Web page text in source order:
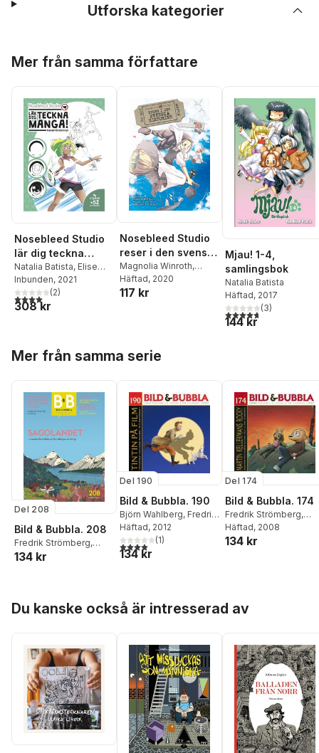
Utforska kategorier
Mer från samma författare
Nosebleed Studio
lär dig teckna
manga! :
karaktärsdesign
Natalia Batista, Elise
Rosberg
Inbunden, 2021
4,0utav 5 stjärnor. Totalt antal röster:
(2)
308 kr
Nosebleed Studio
reser i den svenska
historien
Magnolia Winroth,
Natalia Batista
Waller
Häftad, 2020
117 kr
Mjau! 1-4,
samlingsbok
Natalia Batista
Häftad, 2017
4,7utav 5 stjärnor.
(3)
144 kr
Mer från samma serie
Del 208
Bild & Bubbla. 208
Fredrik Strömberg,
Allan Haverholm
134 kr
Del 190
Bild & Bubbla. 190
Björn Wahlberg, Fredrik
Strömberg,Ola
Hellsten
Häftad, 2012
4,0utav 5 stjärnor. Totalt antal röster:
(1)
134 kr
Del 174
Bild & Bubbla. 174
Fredrik Strömberg,
Jimmy Wallin
Häftad, 2008
134 kr
Du kanske också är intresserad av